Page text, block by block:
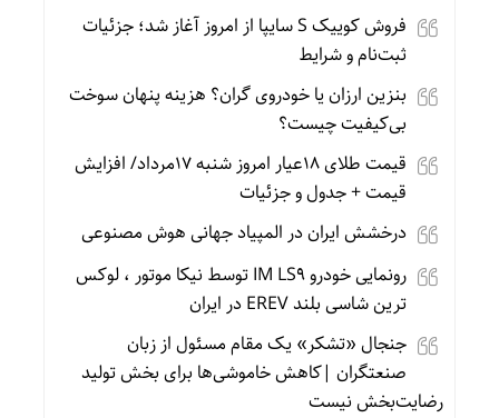
فروش کوییک S سایپا از امروز آغاز شد؛ جزئیات
ثبت‌نام و شرایط
بنزین ارزان یا خودروی گران؟ هزینه پنهان سوخت
بی‌کیفیت چیست؟
قیمت طلای 18عیار امروز شنبه 17مرداد/ افزایش
قیمت + جدول و جزئیات
درخشش ایران در المپیاد جهانی هوش مصنوعی
رونمایی خودرو IM LS9 توسط نیکا موتور ، لوکس
ترین شاسی بلند EREV در ایران
جنجال «تشکر» یک مقام مسئول از زبان
صنعتگران |کاهش خاموشی‌ها برای بخش تولید
رضایت‌بخش نیست